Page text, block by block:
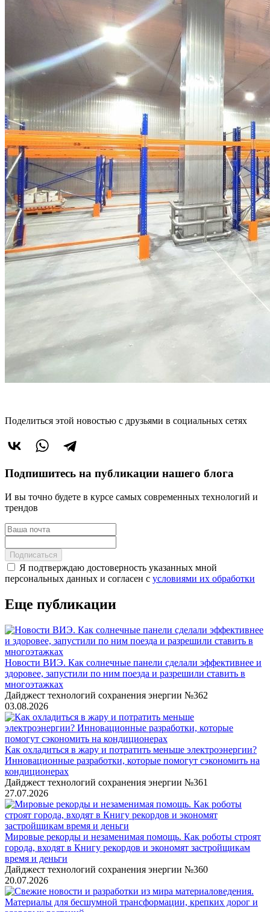
Поделиться этой новостью с друзьями в социальных сетях
Подпишитесь на публикации нашего блога
И вы точно будете в курсе самых современных технологий и
трендов
Подписаться
Я подтверждаю достоверность указанных мной
персональных данных и согласен с условиями их обработки
Еще публикации
Новости ВИЭ. Как солнечные панели сделали эффективнее и
здоровее, запустили по ним поезда и разрешили ставить в
многоэтажках
Дайджест технологий сохранения энергии №362
03.08.2026
Как охладиться в жару и потратить меньше электроэнергии?
Инновационные разработки, которые помогут сэкономить на
кондиционерах
Дайджест технологий сохранения энергии №361
27.07.2026
Мировые рекорды и незаменимая помощь. Как роботы строят
города, входят в Книгу рекордов и экономят застройщикам
время и деньги
Дайджест технологий сохранения энергии №360
20.07.2026